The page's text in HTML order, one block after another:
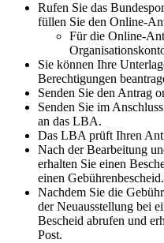
Rufen Sie das
füllen Sie den Online-
Für die Online-
Sie können Ihre
Berechtigungen
Senden Sie den Antrag
Senden Sie im
an das LBA.
Das LBA prüft Ihren
Nach der Bearbeitung
erhalten Sie einen
einen Gebührenbescheid.
Nachdem Sie die
der Neuausstellung bei
Bescheid abrufen und
Post.